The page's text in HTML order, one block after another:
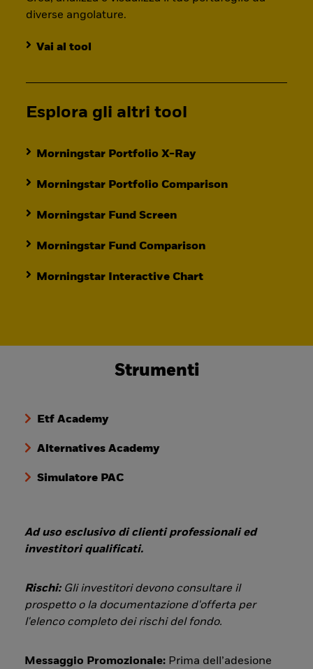
diverse angolature.
Vai al tool
Esplora gli altri tool
Morningstar Portfolio X-Ray
Morningstar Portfolio Comparison
Morningstar Fund Screen
Morningstar Fund Comparison
Morningstar Interactive Chart
Strumenti
Etf Academy
Alternatives Academy
Simulatore PAC
Ad uso esclusivo di clienti professionali ed
investitori qualificati.
Rischi: Gli investitori devono consultare il
prospetto o la documentazione d'offerta per
l'elenco completo dei rischi del fondo.
Messaggio Promozionale: Prima dell’adesione